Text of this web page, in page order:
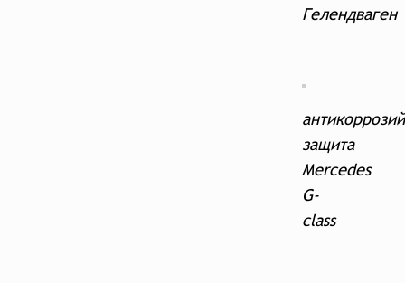
Гелендваген
защита
Mercedes
G-
class